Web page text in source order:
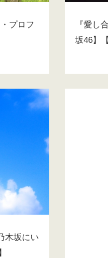
プロフ
『愛し
坂46】
木坂にい